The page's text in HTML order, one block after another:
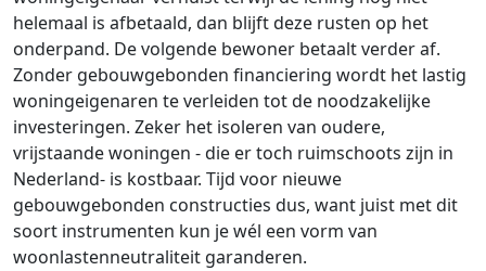
helemaal is afbetaald, dan blijft deze rusten op het
onderpand. De volgende bewoner betaalt verder af.
Zonder gebouwgebonden financiering wordt het lastig
woningeigenaren te verleiden tot de noodzakelijke
investeringen. Zeker het isoleren van oudere,
vrijstaande woningen - die er toch ruimschoots zijn in
Nederland- is kostbaar. Tijd voor nieuwe
gebouwgebonden constructies dus, want juist met dit
soort instrumenten kun je wél een vorm van
woonlastenneutraliteit garanderen.